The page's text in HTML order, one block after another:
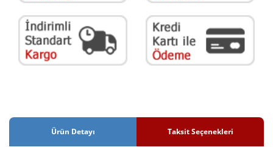
Ürün Detayı Taksit Seçenekleri